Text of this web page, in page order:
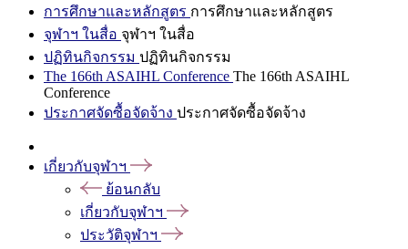
การศึกษาและหลักสูตร การศึกษาและหลักสูตร
จุฬาฯ ในสื่อ จุฬาฯ ในสื่อ
ปฏิทินกิจกรรม ปฏิทินกิจกรรม
The 166th ASAIHL Conference The 166th ASAIHL
Conference
ประกาศจัดซื้อจัดจ้าง ประกาศจัดซื้อจัดจ้าง
เกี่ยวกับจุฬาฯ
ย้อนกลับ
เกี่ยวกับจุฬาฯ
ประวัติจุฬาฯ